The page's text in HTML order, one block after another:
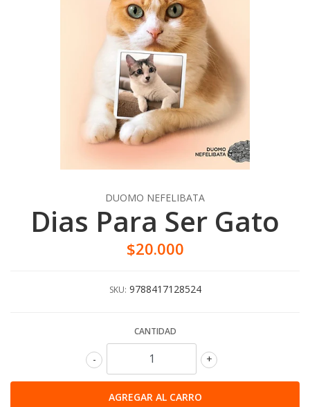
DUOMO NEFELIBATA
Dias Para Ser Gato
$20.000
SKU: 9788417128524
CANTIDAD
+
-